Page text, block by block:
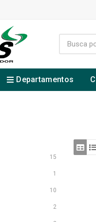
Departamentos
15
1
10
2